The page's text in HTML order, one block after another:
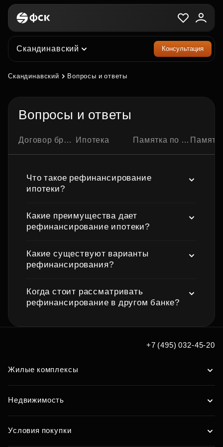
Скандинавский Консультация
Скандинавский Вопросы и ответы
Вопросы и ответы
Договор бронирования квартиры Ипотека Памятка по ипотечной сделке Памятка по
Что такое рефинансирование
ипотеки?
Какие преимущества дает
рефинансирование ипотеки?
Какие существуют варианты
рефинансирования?
Когда стоит рассматривать
рефинансирование в другом банке?
+7 (495) 032-45-20
Жилые комплексы
Недвижимость
Условия покупки